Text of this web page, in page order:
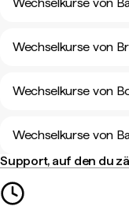
Wechselkurse von
Wechselkurse von
Wechselkurse von
Support, auf den du